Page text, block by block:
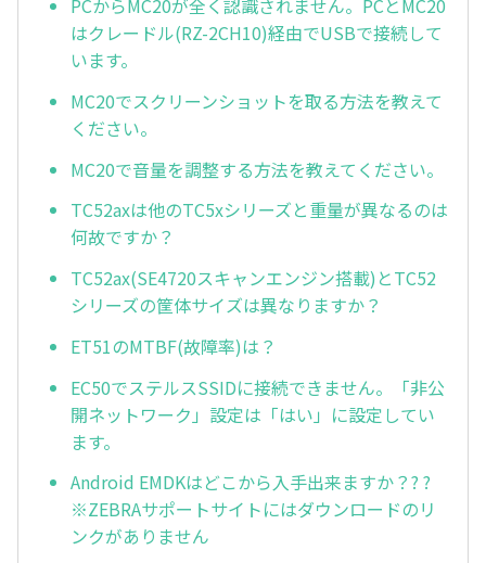
PCからMC20が全く認識されません。PCとMC20
はクレードル(RZ-2CH10)経由でUSBで接続して
います。
MC20でスクリーンショットを取る方法を教えて
ください。
MC20で音量を調整する方法を教えてください。
TC52axは他のTC5xシリーズと重量が異なるのは
何故ですか？
TC52ax(SE4720スキャンエンジン搭載)とTC52
シリーズの筐体サイズは異なりますか？
ET51のMTBF(故障率)は？
EC50でステルスSSIDに接続できません。「非公
開ネットワーク」設定は「はい」に設定してい
ます。
Android EMDKはどこから入手出来ますか？? ?
※ZEBRAサポートサイトにはダウンロードのリ
ンクがありません